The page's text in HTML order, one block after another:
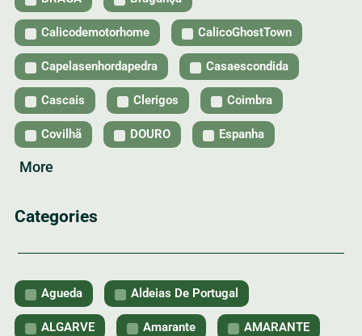
Calicodemotorhome CalicoGhostTown
Capelasenhordapedra Casaescondida
Cascais Clerigos Coimbra
Covilhã DOURO Espanha
More
Categories
Agueda Aldeias De Portugal
ALGARVE Amarante AMARANTE